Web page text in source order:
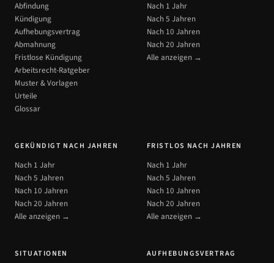
Abfindung
Kündigung
Aufhebungsvertrag
Abmahnung
Fristlose Kündigung
Arbeitsrecht-Ratgeber
Muster & Vorlagen
Urteile
Glossar
Nach 1 Jahr
Nach 5 Jahren
Nach 10 Jahren
Nach 20 Jahren
Alle anzeigen →
GEKÜNDIGT NACH JAHREN
Nach 1 Jahr
Nach 5 Jahren
Nach 10 Jahren
Nach 20 Jahren
Alle anzeigen →
FRISTLOS NACH JAHREN
Nach 1 Jahr
Nach 5 Jahren
Nach 10 Jahren
Nach 20 Jahren
Alle anzeigen →
SITUATIONEN AUFHEBUNGSVERTRAG